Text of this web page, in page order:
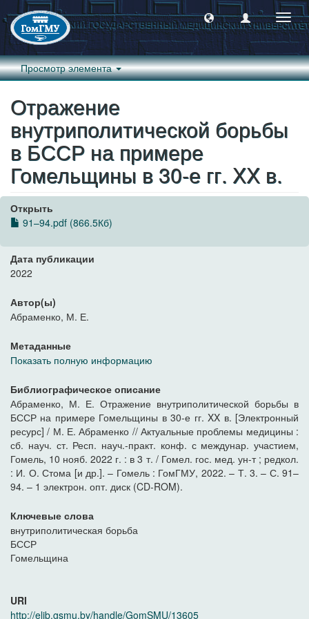
Просмотр элемента
Отражение
внутриполитической борьбы
в БССР на примере
Гомельщины в 30-е гг. XX в.
Открыть
91–94.pdf (866.5Кб)
Дата публикации
2022
Автор(ы)
Абраменко, М. Е.
Метаданные
Показать полную информацию
Библиографическое описание
Абраменко, М. Е. Отражение внутриполитической борьбы в
БССР на примере Гомельщины в 30-е гг. XX в. [Электронный
ресурс] / М. Е. Абраменко // Актуальные проблемы медицины :
сб. науч. ст. Респ. науч.-практ. конф. с междунар. участием,
Гомель, 10 нояб. 2022 г. : в 3 т. / Гомел. гос. мед. ун-т ; редкол.
: И. О. Стома [и др.]. – Гомель : ГомГМУ, 2022. – Т. 3. – С. 91–
94. – 1 электрон. опт. диск (CD-ROM).
Ключевые слова
внутриполитическая борьба
БССР
Гомельщина
URI
http://elib.gsmu.by/handle/GomSMU/13605